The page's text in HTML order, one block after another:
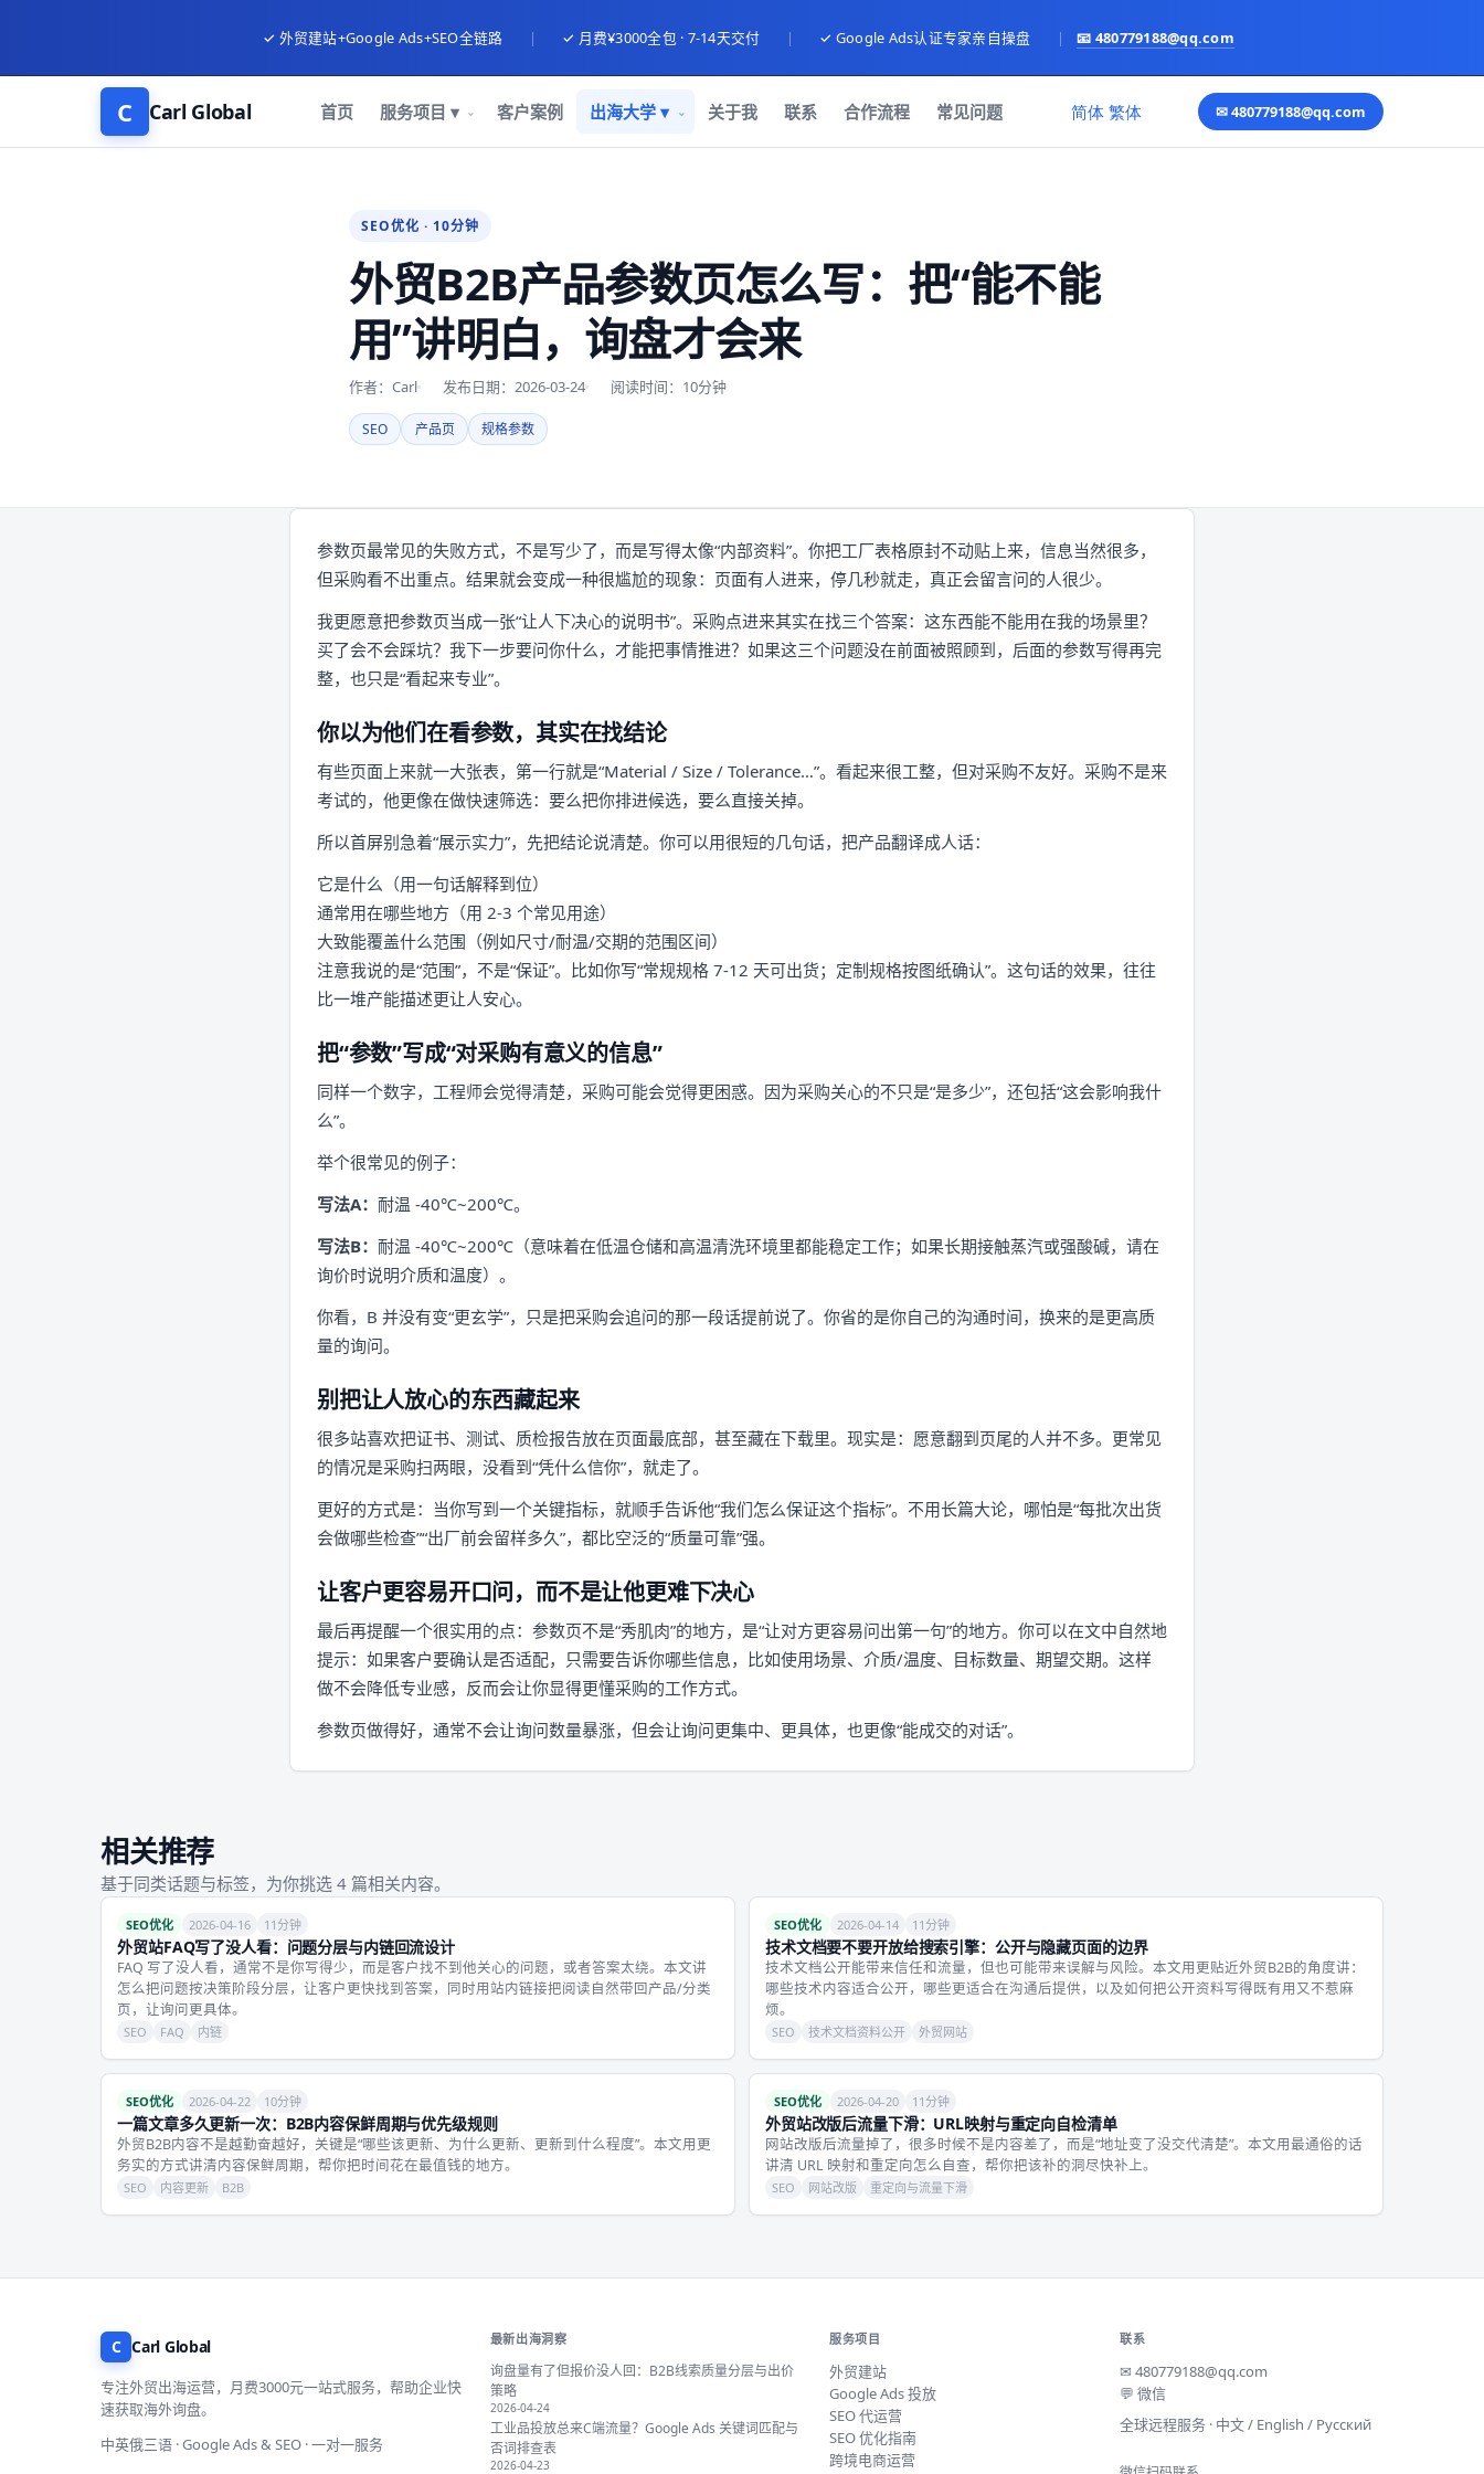
✓ 外贸建站+Google Ads+SEO全链路 | ✓ 月费¥3000全包 · 7-14天交付 | ✓ Google Ads认证专家亲自操盘 | 📧 480779188@qq.com
C Carl Global 首页 服务项目 ▾ 客户案例 出海大学 ▾ 关于我 联系 合作流程 常见问题 语言
简体 繁体 ✉480779188@qq.com
SEO优化 · 10分钟
外贸B2B产品参数页怎么写：把“能不能
用”讲明白，询盘才会来
作者：Carl 发布日期：2026-03-24 阅读时间：10分钟
SEO 产品页 规格参数
参数页最常见的失败方式，不是写少了，而是写得太像“内部资料”。你把工厂表格原封不动贴上来，信息当然很多，
但采购看不出重点。结果就会变成一种很尴尬的现象：页面有人进来，停几秒就走，真正会留言问的人很少。
我更愿意把参数页当成一张“让人下决心的说明书”。采购点进来其实在找三个答案：这东西能不能用在我的场景里？
买了会不会踩坑？我下一步要问你什么，才能把事情推进？如果这三个问题没在前面被照顾到，后面的参数写得再完
整，也只是“看起来专业”。
你以为他们在看参数，其实在找结论
有些页面上来就一大张表，第一行就是“Material / Size / Tolerance…”。看起来很工整，但对采购不友好。采购不是来
考试的，他更像在做快速筛选：要么把你排进候选，要么直接关掉。
所以首屏别急着“展示实力”，先把结论说清楚。你可以用很短的几句话，把产品翻译成人话：
它是什么（用一句话解释到位）
通常用在哪些地方（用 2-3 个常见用途）
大致能覆盖什么范围（例如尺寸/耐温/交期的范围区间）
注意我说的是“范围”，不是“保证”。比如你写“常规规格 7-12 天可出货；定制规格按图纸确认”。这句话的效果，往往
比一堆产能描述更让人安心。
把“参数”写成“对采购有意义的信息”
同样一个数字，工程师会觉得清楚，采购可能会觉得更困惑。因为采购关心的不只是“是多少”，还包括“这会影响我什
么”。
举个很常见的例子：
写法A： 耐温 -40℃~200℃。
写法B： 耐温 -40℃~200℃（意味着在低温仓储和高温清洗环境里都能稳定工作；如果长期接触蒸汽或强酸碱，请在
询价时说明介质和温度）。
你看，B 并没有变“更玄学”，只是把采购会追问的那一段话提前说了。你省的是你自己的沟通时间，换来的是更高质
量的询问。
别把让人放心的东西藏起来
很多站喜欢把证书、测试、质检报告放在页面最底部，甚至藏在下载里。现实是：愿意翻到页尾的人并不多。更常见
的情况是采购扫两眼，没看到“凭什么信你”，就走了。
更好的方式是：当你写到一个关键指标，就顺手告诉他“我们怎么保证这个指标”。不用长篇大论，哪怕是“每批次出货
会做哪些检查”“出厂前会留样多久”，都比空泛的“质量可靠”强。
让客户更容易开口问，而不是让他更难下决心
最后再提醒一个很实用的点：参数页不是“秀肌肉”的地方，是“让对方更容易问出第一句”的地方。你可以在文中自然地
提示：如果客户要确认是否适配，只需要告诉你哪些信息，比如使用场景、介质/温度、目标数量、期望交期。这样
做不会降低专业感，反而会让你显得更懂采购的工作方式。
参数页做得好，通常不会让询问数量暴涨，但会让询问更集中、更具体，也更像“能成交的对话”。
相关推荐
基于同类话题与标签，为你挑选 4 篇相关内容。
SEO优化 2026-04-16 11分钟
外贸站FAQ写了没人看：问题分层与内链回流设计
FAQ 写了没人看，通常不是你写得少，而是客户找不到他关心的问题，或者答案太绕。本文讲
怎么把问题按决策阶段分层，让客户更快找到答案，同时用站内链接把阅读自然带回产品/分类
页，让询问更具体。
SEO FAQ 内链
SEO优化 2026-04-14 11分钟
技术文档要不要开放给搜索引擎：公开与隐藏页面的边界
技术文档公开能带来信任和流量，但也可能带来误解与风险。本文用更贴近外贸B2B的角度讲：
哪些技术内容适合公开，哪些更适合在沟通后提供，以及如何把公开资料写得既有用又不惹麻
烦。
SEO 技术文档资料公开 外贸网站
SEO优化 2026-04-22 10分钟
一篇文章多久更新一次：B2B内容保鲜周期与优先级规则
外贸B2B内容不是越勤奋越好，关键是“哪些该更新、为什么更新、更新到什么程度”。本文用更
务实的方式讲清内容保鲜周期，帮你把时间花在最值钱的地方。
SEO 内容更新 B2B
SEO优化 2026-04-20 11分钟
外贸站改版后流量下滑：URL映射与重定向自检清单
网站改版后流量掉了，很多时候不是内容差了，而是“地址变了没交代清楚”。本文用最通俗的话
讲清 URL 映射和重定向怎么自查，帮你把该补的洞尽快补上。
SEO 网站改版 重定向与流量下滑
C Carl Global
专注外贸出海运营，月费3000元一站式服务，帮助企业快
速获取海外询盘。
中英俄三语 · Google Ads & SEO · 一对一服务
最新出海洞察
询盘量有了但报价没人回：B2B线索质量分层与出价
策略
2026-04-24
工业品投放总来C端流量？Google Ads 关键词匹配与
否词排查表
2026-04-23
服务项目
外贸建站
Google Ads 投放
SEO 代运营
SEO 优化指南
跨境电商运营
联系
✉ 480779188@qq.com
💬 微信
全球远程服务 · 中文 / English / Русский